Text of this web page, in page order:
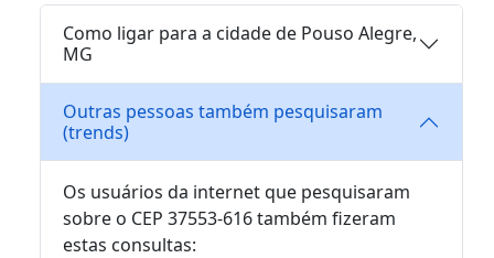
Como ligar para a cidade de Pouso Alegre,
MG
Outras pessoas também pesquisaram
(trends)
Os usuários da internet que pesquisaram
sobre o CEP 37553-616 também fizeram
estas consultas: